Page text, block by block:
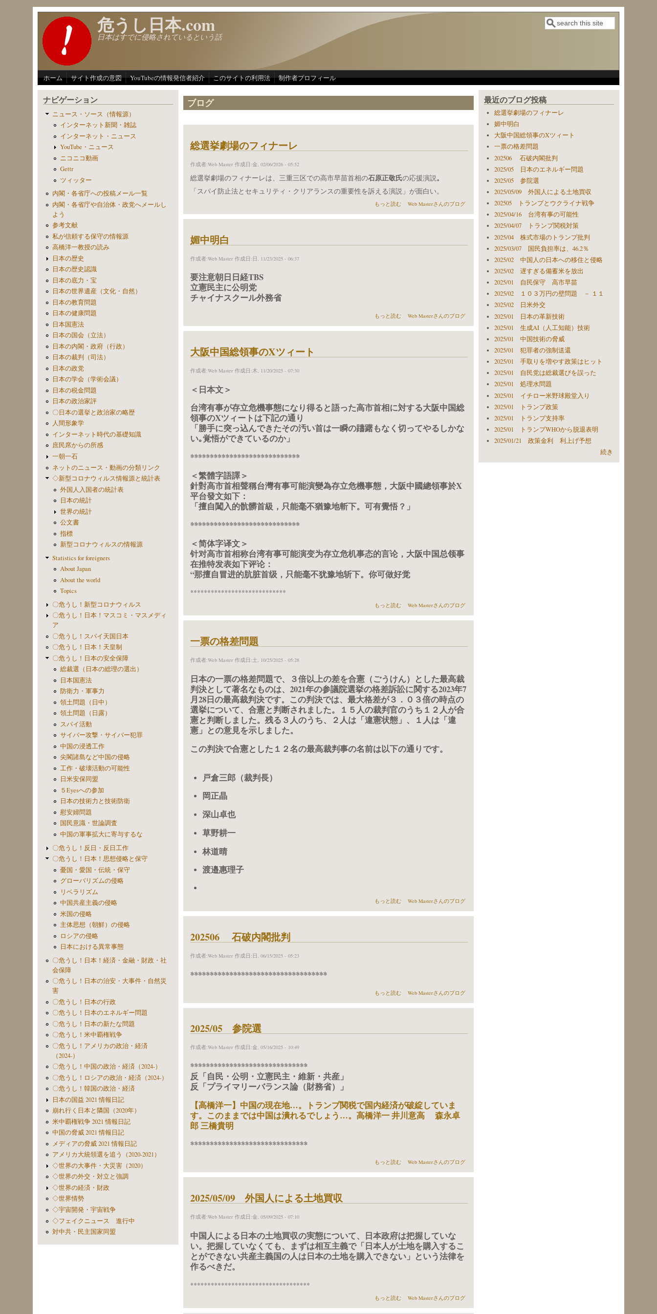
メインコンテンツに移動
危うし日本.com
日本はすでに侵略されているという話
検索フォーム
検索
ホーム サイト作成の意図 YouTubeの情報発信者紹介 このサイトの利用法 制作者プロフィール
ブログ
総選挙劇場のフィナーレ
作成者:Web Master作成日:金, 02/06/2026 - 05:52
総選挙劇場のフィナーレは、三重三区での高市早苗首相の石原正敬氏の応援演説。
「スパイ防止法とセキュリティ・クリアランスの重要性を訴える演説」が面白い。
総選挙劇場のフィナーレ について
もっと読む Web Masterさんのブログ
媚中明白
作成者:Web Master作成日:日, 11/23/2025 - 06:37
要注意朝日日経TBS
立憲民主に公明党
チャイナスクール外務省
媚中明白 について
もっと読む Web Masterさんのブログ
大阪中国総領事のXツィート
作成者:Web Master作成日:木, 11/20/2025 - 07:30
＜日本文＞
台湾有事が存立危機事態になり得ると語った高市首相に対する大阪中国総
領事のXツィートは下記の通り
「勝手に突っ込んできたその汚い首は一瞬の躊躇もなく切ってやるしかな
い｡覚悟ができているのか」
****************************
＜繁體字語譯＞
針對高市首相聲稱台灣有事可能演變為存立危機事態，大阪中國總領事於X
平台發文如下：
「擅自闖入的骯髒首級，只能毫不猶豫地斬下。可有覺悟？」
****************************
＜简体字译文＞
针对高市首相称台湾有事可能演变为存立危机事态的言论，大阪中国总领事
在推特发表如下评论：
“那擅自冒进的肮脏首级，只能毫不犹豫地斩下。你可做好觉
****************************
大阪中国総領事のXツィート について
もっと読む Web Masterさんのブログ
一票の格差問題
作成者:Web Master作成日:土, 10/25/2025 - 05:28
日本の一票の格差問題で、
３倍以上の差を合憲（ごうけん）とした最高裁
判決として著名なものは、 2021年の参議院選挙の格差訴訟に関する2023年7
月28日の最高裁判決です。この判決では、最大格差が３．０３倍の時点の
選挙について、 合憲と判断されました。１５人の裁判官のうち１２人が合
憲と判断しました。残る３人のうち、２人は「違憲状態」、１人は「違
憲」との意見を示しました。
この判決で合憲とした １２名の最高裁判事の名前は以下の通りです。
戸倉三郎（裁判長）
岡正晶
深山卓也
草野耕一
林道晴
渡邉惠理子
一票の格差問題 について
もっと読む Web Masterさんのブログ
202506 石破内閣批判
作成者:Web Master作成日:日, 06/15/2025 - 05:23
***********************************
202506 石破内閣批判 について
もっと読む Web Masterさんのブログ
2025/05 参院選
作成者:Web Master作成日:金, 05/16/2025 - 10:49
******************************
反「自民・公明・立憲民主・維新・共産」
反「プライマリーバランス論（財務省）」
【高橋洋一】中国の現在地…。トランプ関税で国内経済が破綻していま
す。このままでは中国は潰れるでしょう…。高橋洋一 井川意高 森永卓
郎 三橋貴明
******************************
2025/05 参院選 について
もっと読む Web Masterさんのブログ
2025/05/09 外国人による土地買収
作成者:Web Master作成日:金, 05/09/2025 - 07:10
中国人による日本の土地買収の実態について、日本政府は把握していな
い。把握していなくても、まずは相互主義で「日本人が土地を購入するこ
とができない共産主義国の人は日本の土地を購入できない」という法律を
作るべきだ。
***********************************
2025/05/09 外国人による土地買収 について
もっと読む Web Masterさんのブログ
ナビゲーション
ニュース・ソース（情報源）
インターネット新聞・雑誌
インターネット・ニュース
YouTube・ニュース
ニコニコ動画
Gettr
ツィッター
内閣・各省庁への投稿メール一覧
内閣・各省庁や自治体・政党へメールし
よう
参考文献
私が信頼する保守の情報源
高橋洋一教授の読み
日本の歴史
日本の歴史認識
日本の底力・宝
日本の世界遺産（文化・自然）
日本の教育問題
日本の健康問題
日本国憲法
日本の国会（立法）
日本の内閣・政府（行政）
日本の裁判（司法）
日本の政党
日本の学会（学術会議）
日本の税金問題
日本の政治家評
〇日本の選挙と政治家の略歴
人間形象学
インターネット時代の基礎知識
庶民席からの所感
一朝一石
ネットのニュース・動画の分類リンク
◇新型コロナウィルス情報源と統計表
外国人入国者の統計表
日本の統計
世界の統計
公文書
指標
新型コロナウィルスの情報源
Statistics for foreigners
About Japan
About the world
Topics
〇危うし！新型コロナウィルス
〇危うし！日本！マスコミ・マスメディ
ア
〇危うし！スパイ天国日本
〇危うし！日本！天皇制
〇危うし！日本の安全保障
総裁選（日本の総理の選出）
日本国憲法
防衛力・軍事力
領土問題（日中）
領土問題（日露）
スパイ活動
サイバー攻撃・サイバー犯罪
中国の浸透工作
尖閣諸島など中国の侵略
工作・破壊活動の可能性
日米安保同盟
５Eyesへの参加
日本の技術力と技術防衛
慰安婦問題
国民意識・世論調査
中国の軍事拡大に寄与するな
〇危うし！反日・反日工作
〇危うし！日本！思想侵略と保守
憂国・愛国・伝統・保守
グローバリズムの侵略
リベラリズム
中国共産主義の侵略
米国の侵略
主体思想（朝鮮）の侵略
ロシアの侵略
日本における異常事態
〇危うし！日本！経済・金融・財政・社
会保障
〇危うし！日本の治安・大事件・自然災
害
〇危うし！日本の行政
〇危うし！日本のエネルギー問題
〇危うし！日本の新たな問題
〇危うし！米中覇権戦争
〇危うし！アメリカの政治・経済
（2024-）
〇危うし！中国の政治・経済（2024-）
〇危うし！ロシアの政治・経済（2024-）
〇危うし！韓国の政治・経済
日本の国益 2021 情報日記
崩れ行く日本と隣国（2020年）
米中覇権戦争 2021 情報日記
中国の脅威 2021 情報日記
メディアの脅威 2021 情報日記
アメリカ大統領選を追う（2020-2021）
◇世界の大事件・大災害（2020）
◇世界の外交・対立と強調
◇世界の経済・財政
◇世界情勢
◇宇宙開発・宇宙戦争
◇フェイクニュース 進行中
対中共・民主国家同盟
最近のブログ投稿
総選挙劇場のフィナーレ
媚中明白
大阪中国総領事のXツィート
一票の格差問題
202506 石破内閣批判
2025/05 日本のエネルギー問題
2025/05 参院選
2025/05/09 外国人による土地買収
202505 トランプとウクライナ戦争
2025/04/16 台湾有事の可能性
2025/04/07 トランプ関税対策
2025/04 株式市場のトランプ批判
2025/03/07 国民負担率は、46.2％
2025/02 中国人の日本への移住と侵略
2025/02 遅すぎる備蓄米を放出
2025/01 自民保守 高市早苗
2025/02 １０３万円の壁問題 － １１
2025/02 日米外交
2025/01 日本の革新技術
2025/01 生成AI（人工知能）技術
2025/01 中国技術の脅威
2025/01 犯罪者の強制送還
2025/01 手取りを増やす政策はヒット
2025/01 自民党は総裁選びを誤った
2025/01 処理水問題
2025/01 イチロー米野球殿堂入り
2025/01 トランプ政策
2025/01 トランプ支持率
2025/01 トランプWHOから脱退表明
2025/01/21 政策金利 利上げ予想
続き